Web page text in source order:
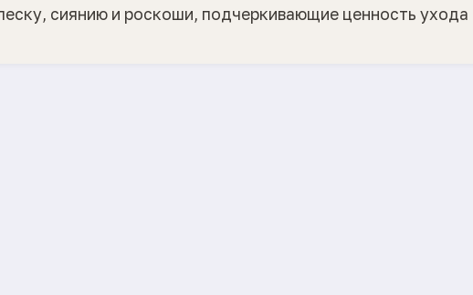
сиянию и роскоши, подчеркивающие ценность ухода